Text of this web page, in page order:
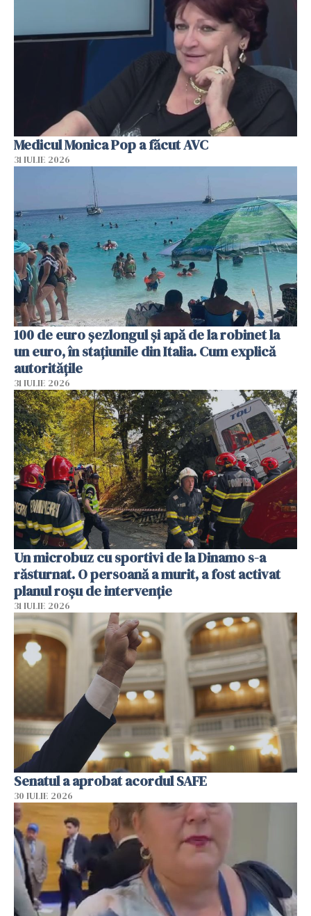
Medicul Monica Pop a făcut AVC
31 IULIE 2026
100 de euro șezlongul și apă de la robinet la
un euro, în stațiunile din Italia. Cum explică
autoritățile
31 IULIE 2026
Un microbuz cu sportivi de la Dinamo s-a
răsturnat. O persoană a murit, a fost activat
planul roșu de intervenție
31 IULIE 2026
Senatul a aprobat acordul SAFE
30 IULIE 2026